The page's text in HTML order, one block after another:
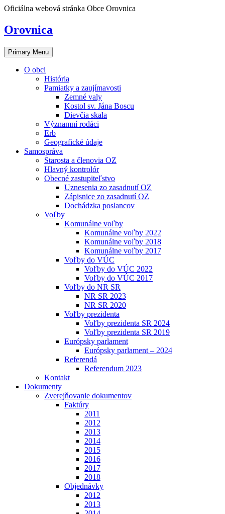
Skip
content
Oficiálna webová stránka Obce Orovnica
Orovnica
Primary Menu
O obci
História
Pamiatky a zaujímavosti
Zemné valy
Kostol sv. Jána Boscu
Dievčia skala
Významní rodáci
Erb
Geografické údaje
Samospráva
Starosta a členovia OZ
Hlavný kontrolór
Obecné zastupiteľstvo
Uznesenia zo zasadnutí OZ
Zápisnice zo zasadnutí OZ
Dochádzka poslancov
Voľby
Komunálne voľby
Komunálne voľby 2022
Komunálne voľby 2018
Komunálne voľby 2017
Voľby do VÚC
Voľby do VÚC 2022
Voľby do VÚC 2017
Voľby do NR SR
NR SR 2023
NR SR 2020
Voľby prezidenta
Voľby prezidenta SR 2024
Voľby prezidenta SR 2019
Európsky parlament
Európsky parlament – 2024
Referendá
Referendum 2023
Kontakt
Dokumenty
Zverejňovanie dokumentov
Faktúry
2011
2012
2013
2014
2015
2016
2017
2018
Objednávky
2012
2013